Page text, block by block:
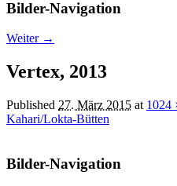
Bilder-Navigation
Weiter →
Vertex, 2013
Published 27. März 2015 at 1024
Kahari/Lokta-Bütten
Bilder-Navigation